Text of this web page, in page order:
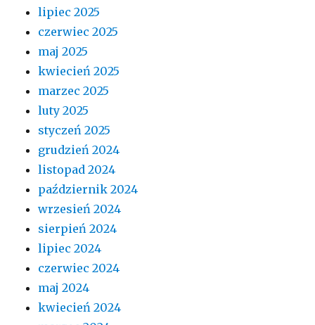
lipiec 2025
czerwiec 2025
maj 2025
kwiecień 2025
marzec 2025
luty 2025
styczeń 2025
grudzień 2024
listopad 2024
październik 2024
wrzesień 2024
sierpień 2024
lipiec 2024
czerwiec 2024
maj 2024
kwiecień 2024